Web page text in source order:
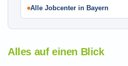
Alle Jobcenter in Bayern
Alles auf einen Blick